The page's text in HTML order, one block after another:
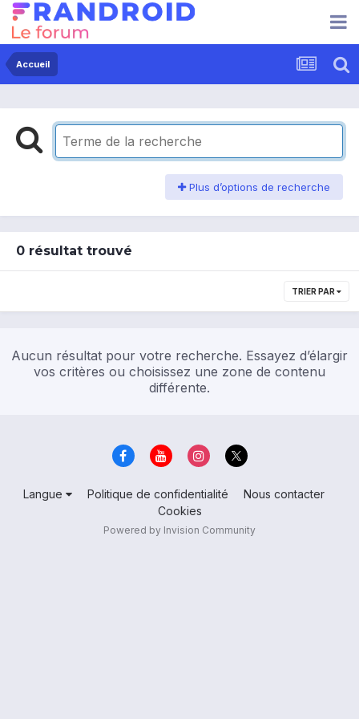
Accueil
Plus d’options de recherche
0 résultat trouvé
TRIER PAR
Aucun résultat pour votre recherche. Essayez d’élargir
vos critères ou choisissez une zone de contenu
différente.
Langue Politique de confidentialité
Nous contacter
Cookies
Powered by Invision Community